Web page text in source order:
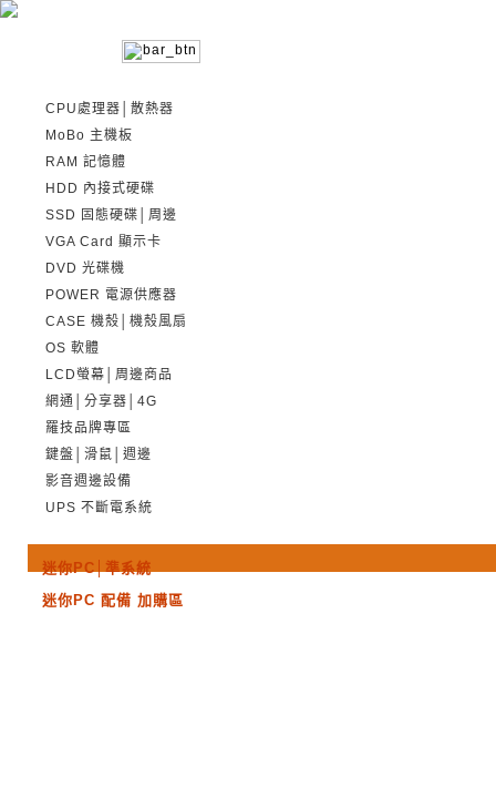
CPU處理器│散熱器
MoBo 主機板
RAM 記憶體
HDD 內接式硬碟
SSD 固態硬碟│周邊
VGA Card 顯示卡
DVD 光碟機
POWER 電源供應器
CASE 機殼│機殼風扇
OS 軟體
LCD螢幕│周邊商品
網通│分享器│4G
羅技品牌專區
鍵盤│滑鼠│週邊
影音週邊設備
UPS 不斷電系統
辦公事務用品
迷你PC│準系統
迷你PC 配備 加購區